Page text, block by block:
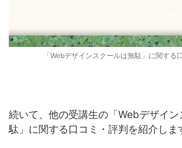
「Webデザインスクールは無駄」に関する
続いて、他の受講生の「Webデザイ
駄」に関する口コミ・評判を紹介しま